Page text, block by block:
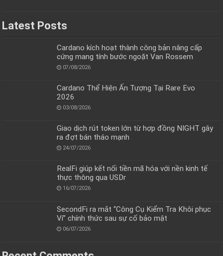
Latest Posts
Cardano kích hoạt thành công bản nâng cấp
cứng mang tính bước ngoặt Van Rossem
07/08/2026
Cardano Thể Hiện Ấn Tượng Tại Rare Evo
2026
03/08/2026
Giao dịch rút token lớn từ hợp đồng NIGHT gây
ra đợt bán tháo mạnh
24/07/2026
RealFi giúp kết nối tiền mã hóa với nền kinh tế
thực thông qua USDr
16/07/2026
SecondFi ra mắt “Công Cụ Kiểm Tra Khôi phục
Ví” chính thức sau sự cố bảo mật
06/07/2026